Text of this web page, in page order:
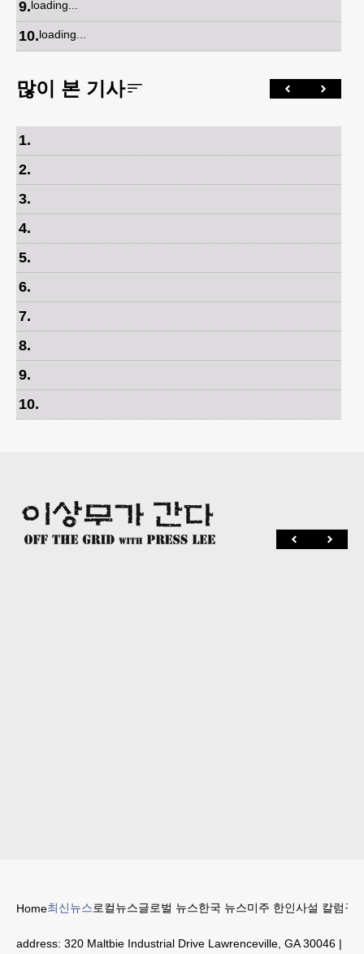
9.loading...
10.loading...
많이 본 기사
1.
2.
3.
4.
5.
6.
7.
8.
9.
10.
Home최신뉴스로컬뉴스글로벌 뉴스한국 뉴스미주 한인사설 칼럼구
address: 320 Maltbie Industrial Drive Lawrenceville, GA 30046 |